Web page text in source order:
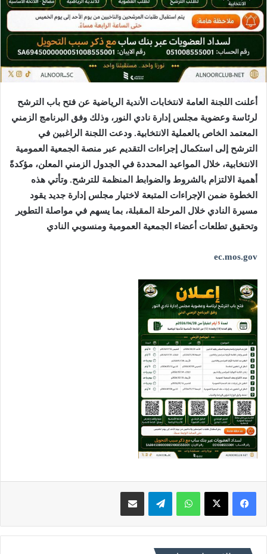
أعلنت اللجنة العامة لانتخابات الأندية الرياضية عن فتح باب الترشح
لرئاسة وعضوية مجلس إدارة نادي النور، وذلك وفق البرنامج الزمني
المعتمد الخاص بالعملية الانتخابية. ودعت اللجنة الراغبين في
الترشح إلى استكمال إجراءات التقديم عبر منصة الجمعية العمومية
الانتخابية، خلال المواعيد المحددة في الجدول الزمني المعلن، مؤكدةً
أهمية الالتزام بالشروط والضوابط المنظمة للترشح. وتأتي هذه
الخطوة ضمن الإجراءات المتبعة لاختيار مجلس إدارة جديد يقود
مسيرة النادي خلال المرحلة المقبلة، بما يسهم في مواصلة التطوير
وتحقيق تطلعات أعضاء الجمعية العمومية ومنسوبي النادي
ec.mos.gov
فيسبوك X واتساب تيلقرام